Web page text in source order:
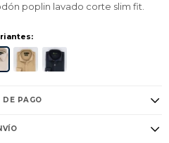
poplin lavado corte slim fit.
DE PAGO